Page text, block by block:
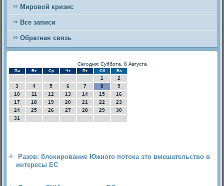
Мировой кризис
Все записи
Обратная связь
Сегодня: Суббота, 8 Августа
Пн Вт Ср Чт Пт Сб Вс
1
2
3
4 5 6 7 8
9
10
11 12 13 14 15
16
17
18 19 20 21 22
23
24
25 26 27 28 29
30
31
Разов: блокирование Южного потока это вмешательство в
интересы ЕС